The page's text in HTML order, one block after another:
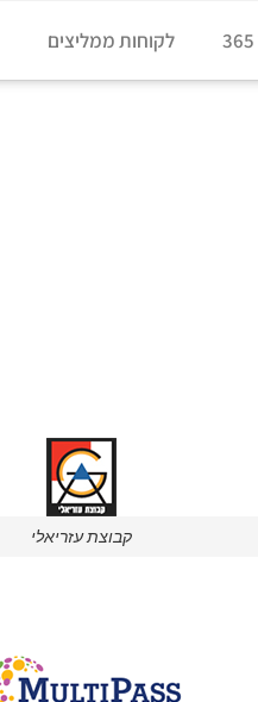
לקוחות ממליצים
קבוצת עזריאלי